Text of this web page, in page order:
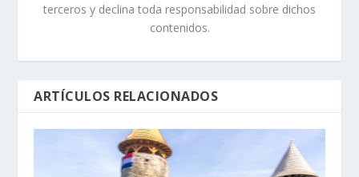
terceros y declina toda responsabilidad sobre dichos
contenidos.
ARTÍCULOS RELACIONADOS